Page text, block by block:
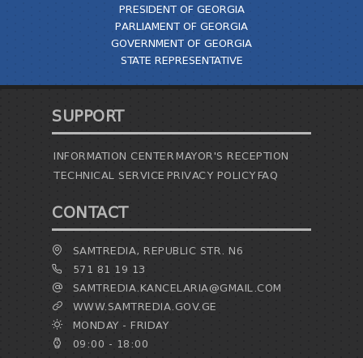
PRESIDENT OF GEORGIA
PARLIAMENT OF GEORGIA
GOVERNMENT OF GEORGIA
STATE REPRESENTATIVE
SUPPORT
INFORMATION CENTERMAYOR'S RECEPTION
TECHNICAL SERVICE PRIVACY POLICYFAQ
CONTACT
SAMTREDIA, REPUBLIC STR. N6
571 81 19 13
SAMTREDIA.KANCELARIA@GMAIL.COM
WWW.SAMTREDIA.GOV.GE
MONDAY - FRIDAY
09:00 - 18:00